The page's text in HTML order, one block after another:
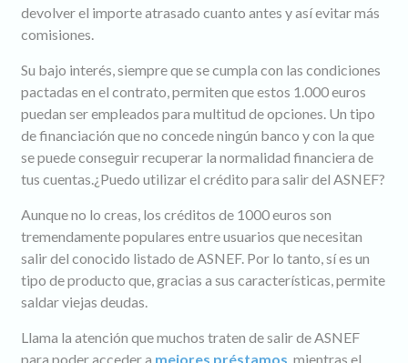
devolver el importe atrasado cuanto antes y así evitar más
comisiones.
Su bajo interés, siempre que se cumpla con las condiciones
pactadas en el contrato, permiten que estos 1.000 euros
puedan ser empleados para multitud de opciones. Un tipo
de financiación que no concede ningún banco y con la que
se puede conseguir recuperar la normalidad financiera de
tus cuentas.¿Puedo utilizar el crédito para salir del ASNEF?
Aunque no lo creas, los créditos de 1000 euros son
tremendamente populares entre usuarios que necesitan
salir del conocido listado de ASNEF. Por lo tanto, sí es un
tipo de producto que, gracias a sus características, permite
saldar viejas deudas.
Llama la atención que muchos traten de salir de ASNEF
para poder acceder a mejores préstamos , mientras el